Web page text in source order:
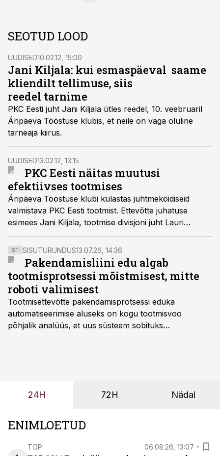
SEOTUD LOOD
UUDISED10.02.12, 15:00
Jani Kiljala: kui esmaspäeval saame
kliendilt tellimuse, siis
reedel tarnime
PKC Eesti juht Jani Kiljala ütles reedel, 10. veebruaril
Äripäeva Tööstuse klubis, et neile on väga oluline
tarneaja kiirus.
UUDISED13.02.12, 13:15
PKC Eesti näitas muutusi
efektiivses tootmises
Äripäeva Tööstuse klubi külastas juhtmeköidiseid
valmistava PKC Eesti tootmist. Ettevõtte juhatuse
esimees Jani Kiljala, tootmise divisjoni juht Lauri
Rohtoja ja tootmise arendusjuht Rain Lindus rääkisid
muudatustest ettevõtte struktuuris ja tootmises, mis
aitasid majanduslanguses kiirelt mahtusid kaotanud
ettevõttes hoida kasumlikkust. Üritusel osales ligi 30
inimest, kellele näidati ka PKC Eesti töökorraldust
tootmises.
ST SISUTURUNDUS13.07.26, 14:36
Pakendamisliini edu algab
tootmisprotsessi mõistmisest, mitte
roboti valimisest
Tootmisettevõtte pakendamisprotsessi eduka
automatiseerimise aluseks on kogu tootmisvoo
põhjalik analüüs, et uus süsteem sobituks
OÜ tegevjuht Sander Mitendorf.
24H 72H Nädal
ENIMLOETUD
TOP 06.08.26, 13:07